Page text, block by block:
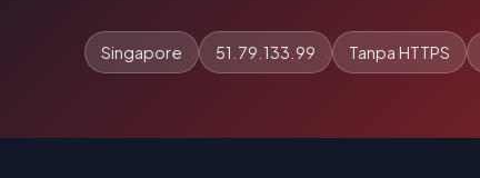
Singapore 51.79.133.99 Tanpa HTTPS